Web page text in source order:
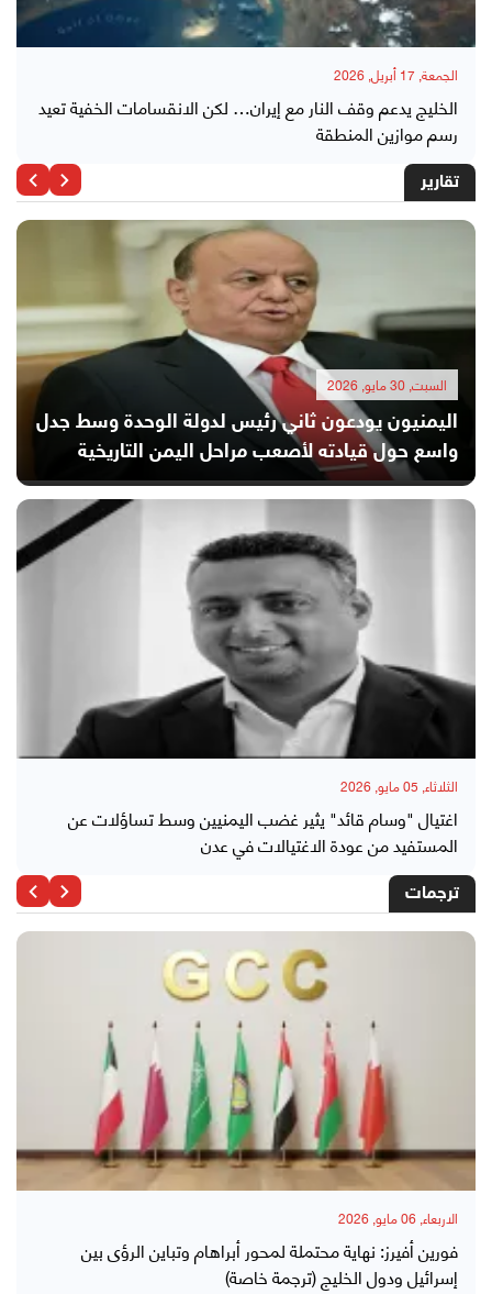
الجمعة, 17 أبريل, 2026
الخليج يدعم وقف النار مع إيران… لكن الانقسامات الخفية تعيد
رسم موازين المنطقة
تقارير
السبت, 30 مايو, 2026
اليمنيون يودعون ثاني رئيس لدولة الوحدة وسط جدل
واسع حول قيادته لأصعب مراحل اليمن التاريخية
الثلاثاء, 05 مايو, 2026
اغتيال "وسام قائد" يثير غضب اليمنيين وسط تساؤلات عن
المستفيد من عودة الاغتيالات في عدن
ترجمات
الاربعاء, 06 مايو, 2026
فورين أفيرز: نهاية محتملة لمحور أبراهام وتباين الرؤى بين
إسرائيل ودول الخليج (ترجمة خاصة)